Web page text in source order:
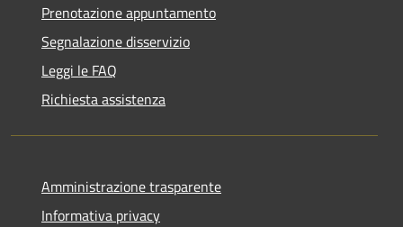
Prenotazione appuntamento
Segnalazione disservizio
Leggi le FAQ
Richiesta assistenza
Amministrazione trasparente
Informativa privacy